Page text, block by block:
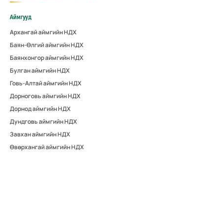
Аймгууд
Архангай аймгийн НДХ
Баян-Өлгий аймгийн НДХ
Баянхонгор аймгийн НДХ
Булган аймгийн НДХ
Говь-Алтай аймгийн НДХ
Дорноговь аймгийн НДХ
Дорнод аймгийн НДХ
Дундговь аймгийн НДХ
Завхан аймгийн НДХ
Өвөрхангай аймгийн НДХ